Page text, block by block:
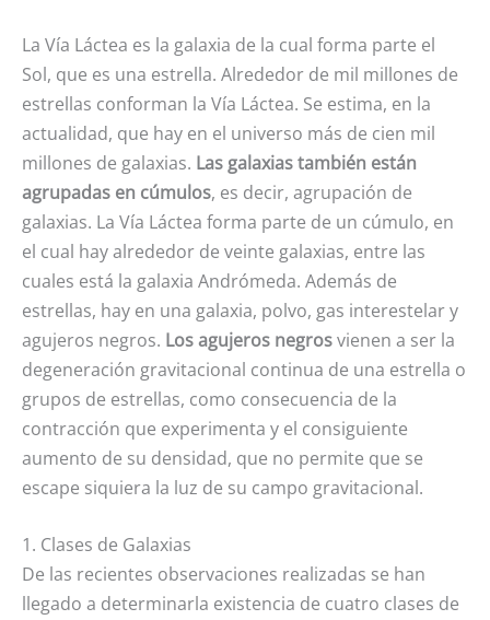
La Vía Láctea es la galaxia de la cual forma parte el
Sol, que es una estrella. Alrededor de mil millones de
estrellas conforman la Vía Láctea. Se estima, en la
actualidad, que hay en el universo más de cien mil
millones de galaxias. Las galaxias también están
agrupadas en cúmulos, es decir, agrupación de
galaxias. La Vía Láctea forma parte de un cúmulo, en
el cual hay alrededor de veinte galaxias, entre las
cuales está la galaxia Andrómeda. Además de
estrellas, hay en una galaxia, polvo, gas interestelar y
agujeros negros. Los agujeros negrosvienen a ser la
degeneración gravitacional continua de una estrella o
grupos de estrellas, como consecuencia de la
contracción que experimenta y el consiguiente
aumento de su densidad, que no permite que se
escape siquiera la luz de su campo gravitacional.
1. Clases de Galaxias
De las recientes observaciones realizadas se han
llegado a determinarla existencia de cuatro clases de